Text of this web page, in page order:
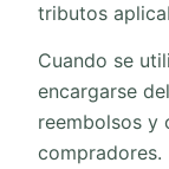
tributos
Cuando se
encargarse
reembolsos y
compradores.